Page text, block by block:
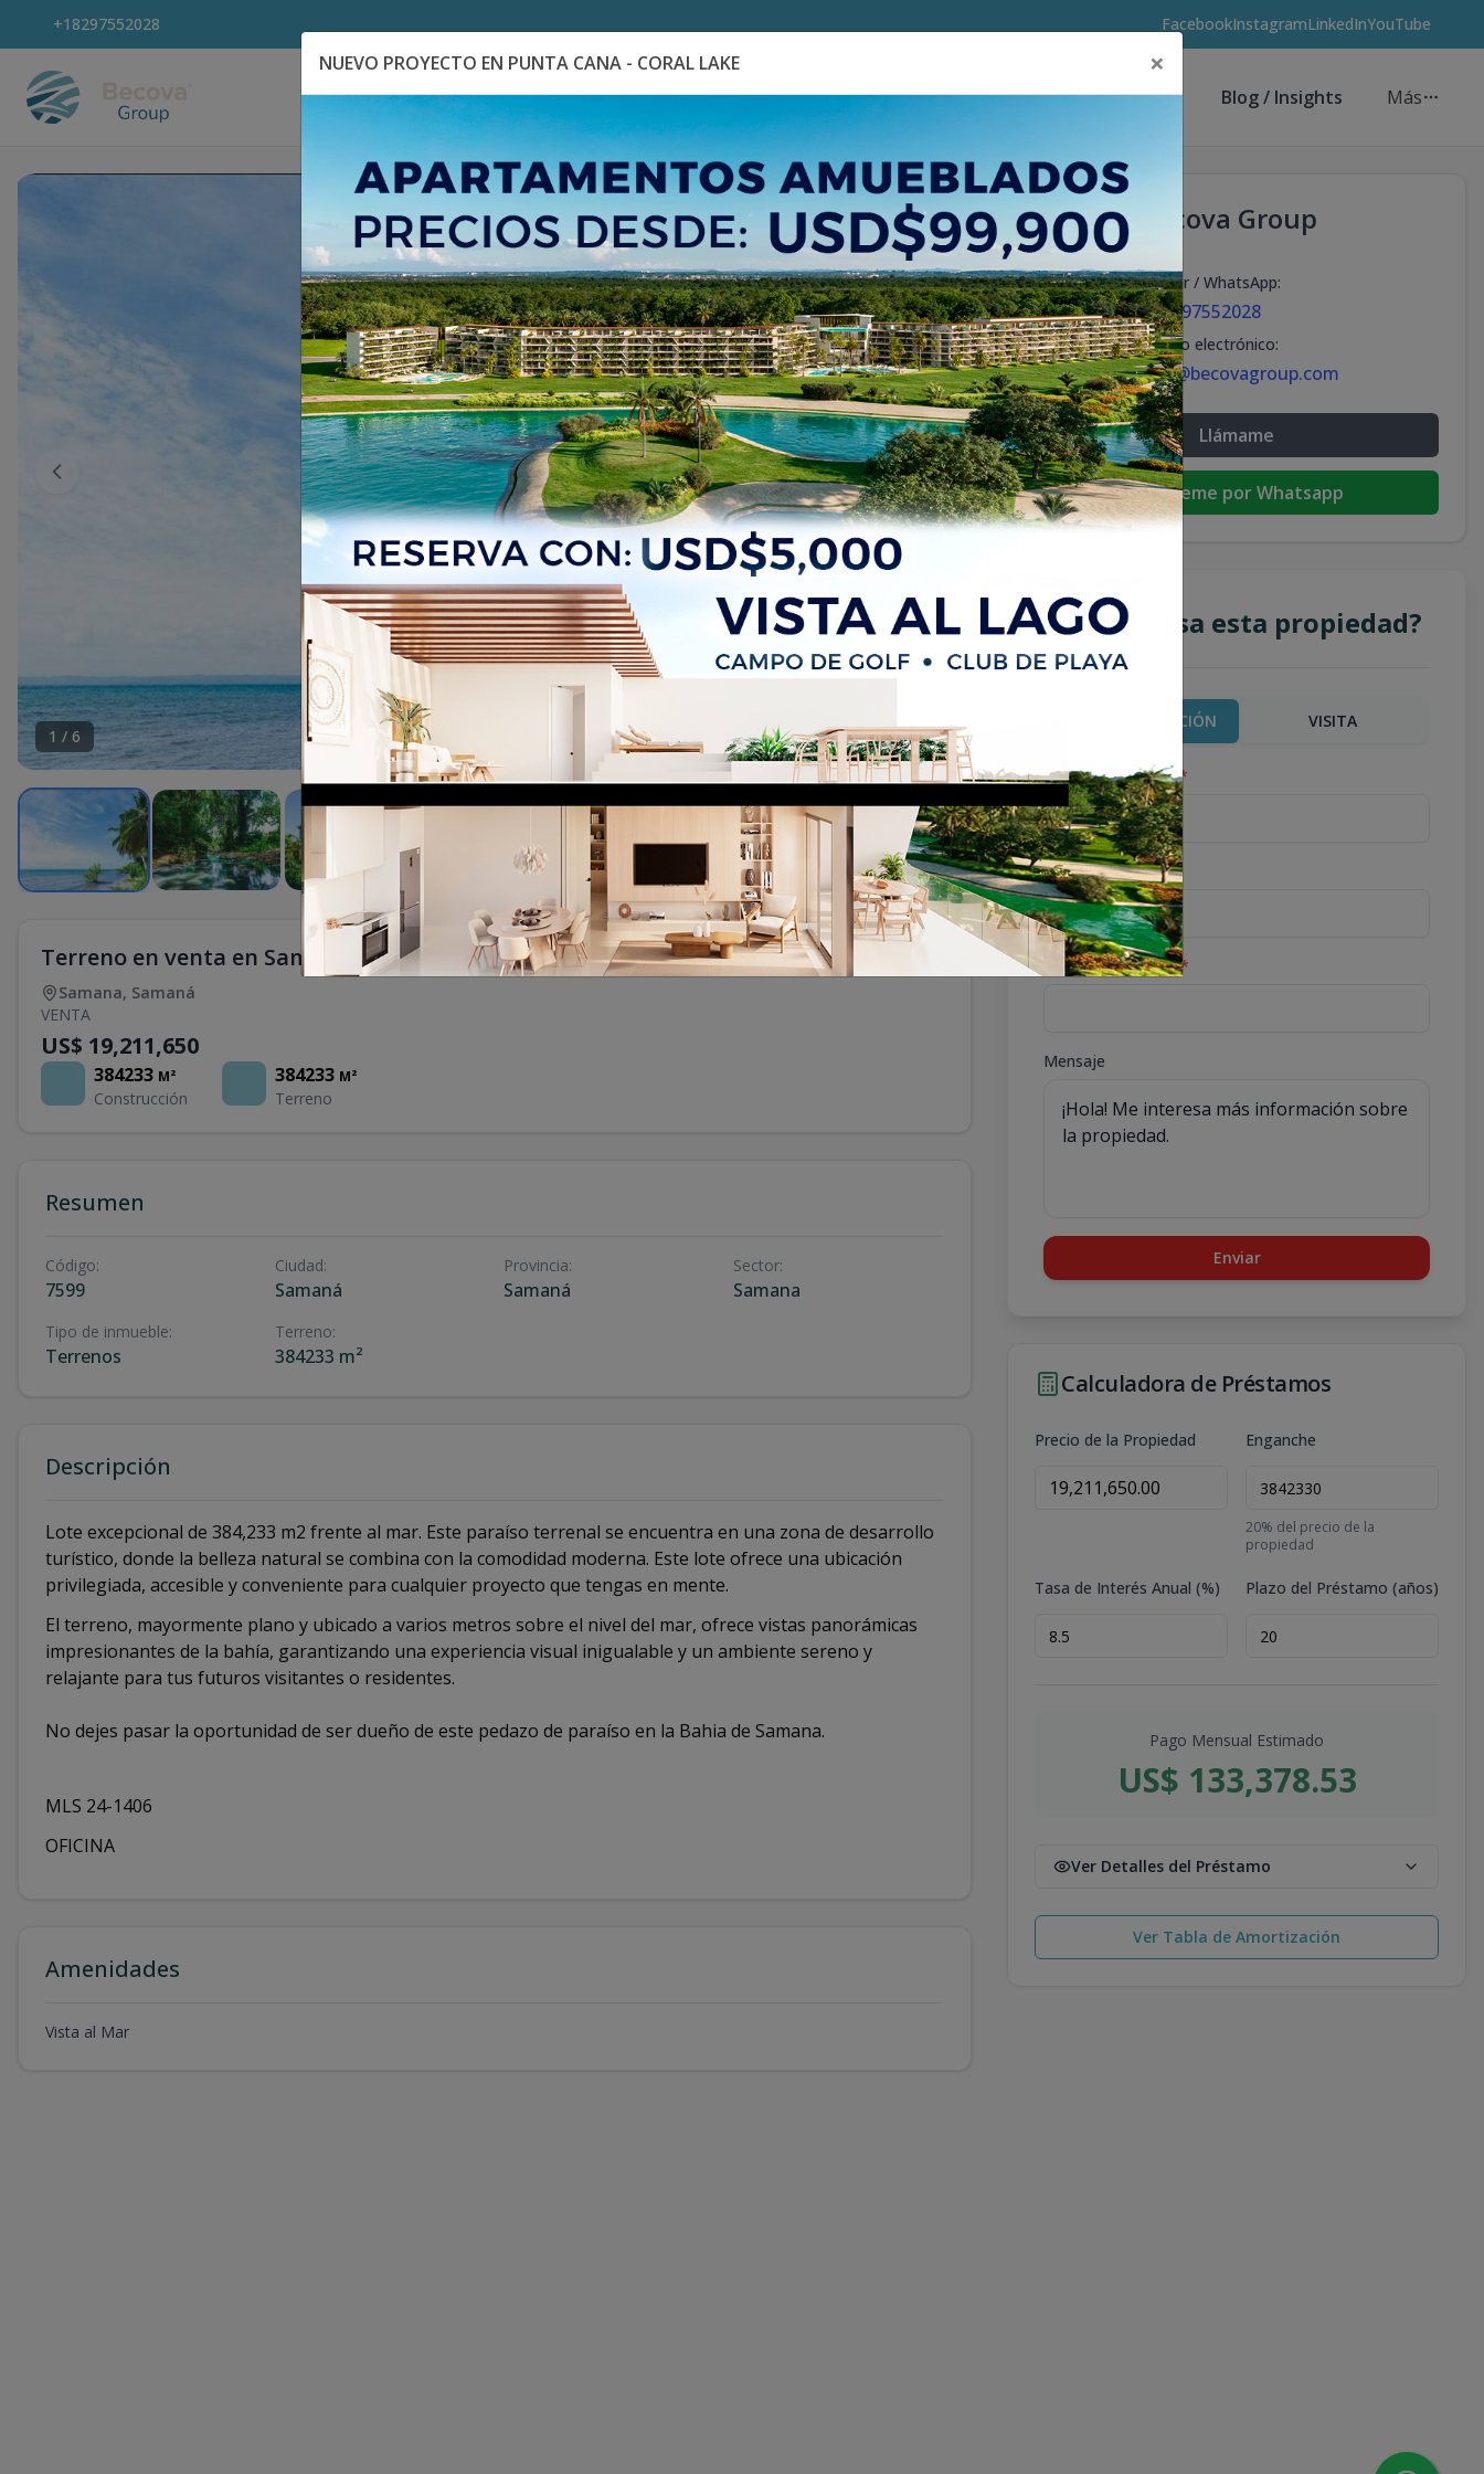
+18297552028 FacebookInstagramLinkedInYouTube
Explora Propiedades Catálogo de Proyectos Guía de inversión Asesores de Inversión Blog / Insights Más
1 / 6
Terreno en venta en Samana
Samana, Samaná
VENTA
US$ 19,211,650
384233 M²
Construcción
384233 M²
Terreno
Resumen
Código:
7599
Ciudad:
Samaná
Provincia:
Samaná
Sector:
Samana
Tipo de inmueble:
Terrenos
Terreno:
384233 m²
Descripción
Lote excepcional de 384,233 m2 frente al mar. Este paraíso terrenal se encuentra en una zona de desarrollo
turístico, donde la belleza natural se combina con la comodidad moderna. Este lote ofrece una ubicación
privilegiada, accesible y conveniente para cualquier proyecto que tengas en mente.
El terreno, mayormente plano y ubicado a varios metros sobre el nivel del mar, ofrece vistas panorámicas
impresionantes de la bahía, garantizando una experiencia visual inigualable y un ambiente sereno y
relajante para tus futuros visitantes o residentes.
No dejes pasar la oportunidad de ser dueño de este pedazo de paraíso en la Bahia de Samana.
MLS 24-1406
OFICINA
Amenidades
Vista al Mar
Becova Group
Celular / WhatsApp:
+18297552028
Correo electrónico:
info@becovagroup.com
Llámame
Escribeme por Whatsapp
¿Te interesa esta propiedad?
MÁS INFORMACIÓN VISITA
Nombre completo*
Teléfono*
Correo Electrónico*
Mensaje
Enviar
Calculadora de Préstamos
Precio de la Propiedad Enganche
20% del precio de la
propiedad
Tasa de Interés Anual (%) Plazo del Préstamo (años)
Pago Mensual Estimado
US$ 133,378.53
Ver Detalles del Préstamo
Ver Tabla de Amortización
NUEVO PROYECTO EN PUNTA CANA - CORAL LAKE ×